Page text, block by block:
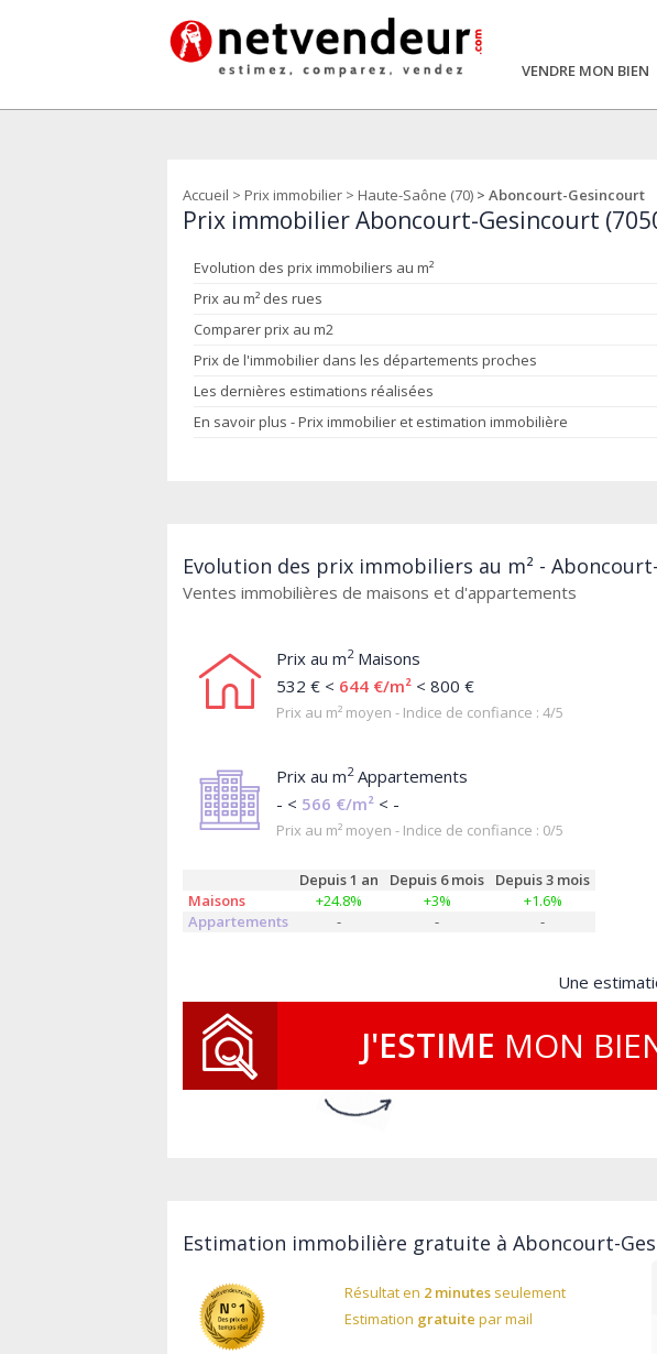
VENDRE MON BIEN
Accueil > Prix immobilier > Haute-Saône (70) > Aboncourt-Gesincourt
Prix immobilier Aboncourt-Gesincourt
Evolution des prix immobiliers au m²
Prix au m² des rues
Comparer prix au m2
Prix de l'immobilier dans les départements proches
Les dernières estimations réalisées
En savoir plus - Prix immobilier et estimation immobilière
Evolution des prix immobiliers au m² -
Ventes immobilières de maisons et d'appartements
Prix au m2Maisons
532 € < 644 €/m² < 800 €
Prix au m² moyen - Indice de confiance : 4/5
Prix au m2Appartements
- < 566 €/m² < -
Prix au m² moyen - Indice de confiance : 0/5
Depuis 1 an Depuis 6 mois
Depuis 3 mois
Maisons
+24.8% +3%
+1.6%
Appartements
- - -
Une
J'ESTIME MON
Estimation immobilière gratuite à Aboncourt-
Résultat en 2 minutesseulement
Estimation gratuite par mail